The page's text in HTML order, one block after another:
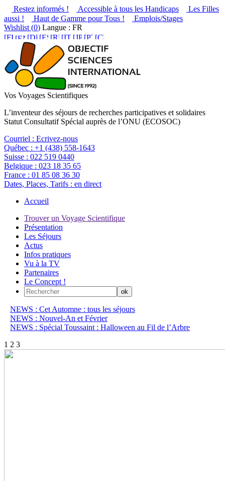
Restez informés ! Accessible à tous les Handicaps
Les Filles
aussi !
Haut de Gamme pour Tous !
Emplois/Stages
Wishlist (0) Langue : FR
Vos Voyages Scientifiques
L’inventeur des séjours de recherches participatives et solidaires
Statut Consultatif Spécial auprès de l’ONU (ECOSOC)
Courriel : Ecrivez-nous
Québec : +1 (438) 558-1643
Suisse : 022 519 0440
Belgique : 023 18 35 65
France : 01 85 08 36 30
Dates, Places, Tarifs : en direct
Accueil
Trouver un Voyage Scientifique
Présentation
Les Séjours
Actus
Infos pratiques
Vu à la TV
Partenaires
Le Concept !
NEWS : Cet Automne : tous les séjours
NEWS : Nouvel-An et Février
NEWS : Spécial Toussaint : Halloween au Fil de l’Arbre
1 2 3